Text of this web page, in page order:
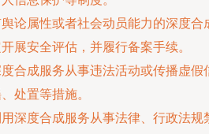
舆论属性或者社会动员能力的深度合
展安全评估，并履行备案手续。
度合成服务从事违法活动或传播虚假
处置等措施。
用深度合成服务从事法律、行政法规